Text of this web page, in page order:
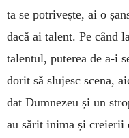
ta se potrivește, ai o
dacă ai talent. Pe când
talentul, puterea de a-i
dorit să slujesc scena,
dat Dumnezeu și un
au sărit inima și creierii